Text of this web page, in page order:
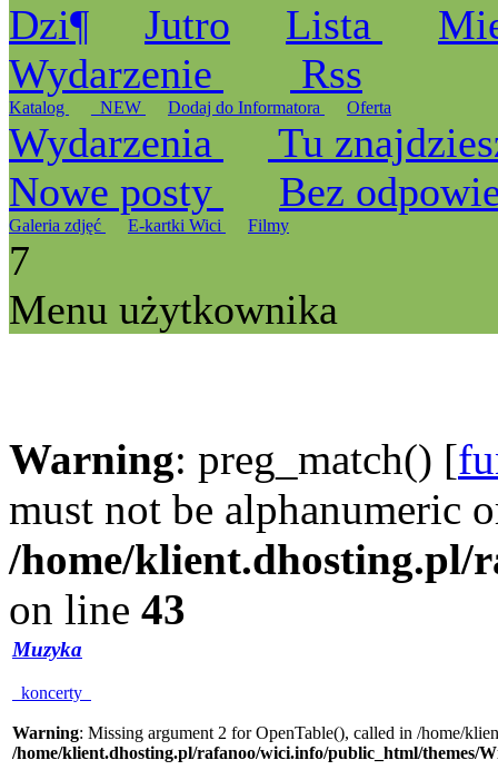
Dzi¶
Jutro Lista
Wydarzenie
Rss
Katalog _NEW Dodaj do Informatora Oferta
Wydarzenia
Tu
Nowe posty
Bez
Galeria zdjęć E-kartki Wici Filmy
7
Menu użytkownika
Warning: preg_match() [
must not be alphanumeric
/home/klient.dhosting.pl/
on line 43
Muzyka
koncerty
Warning: Missing argument 2 for OpenTable(), called in /home/
/home/klient.dhosting.pl/rafanoo/wici.info/public_html/themes/